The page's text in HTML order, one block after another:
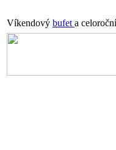
Víkendový bufet a